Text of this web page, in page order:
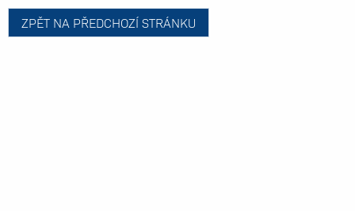
ZPĚT NA PŘEDCHOZÍ STRÁNKU